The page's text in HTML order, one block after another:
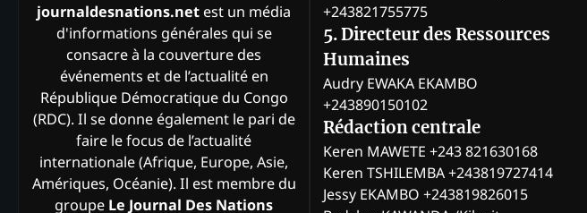
journaldesnations.net est un média
d'informations générales qui se
consacre à la couverture des
événements et de l’actualité en
République Démocratique du Congo
(RDC). Il se donne également le pari de
faire le focus de l’actualité
internationale (Afrique, Europe, Asie,
Amériques, Océanie). Il est membre du
groupe Le Journal Des Nations
+243821755775
5. Directeur des Ressources
Humaines
Audry EWAKA EKAMBO
+243890150102
Rédaction centrale
Keren MAWETE +243 821630168
Keren TSHILEMBA +243819727414
Jessy EKAMBO +243819826015